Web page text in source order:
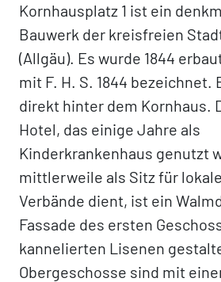
Kornhausplatz 1 ist ein
Bauwerk der kreisfreien
(Allgäu). Es wurde 1844
mit F. H. S. 1844 bezeichnet.
direkt hinter dem Kornhaus.
Hotel, das einige Jahre als
Kinderkrankenhaus genutzt
mittlerweile als Sitz für
Verbände dient, ist ein
Fassade des ersten
kannelierten Lisenen
Obergeschosse sind mit